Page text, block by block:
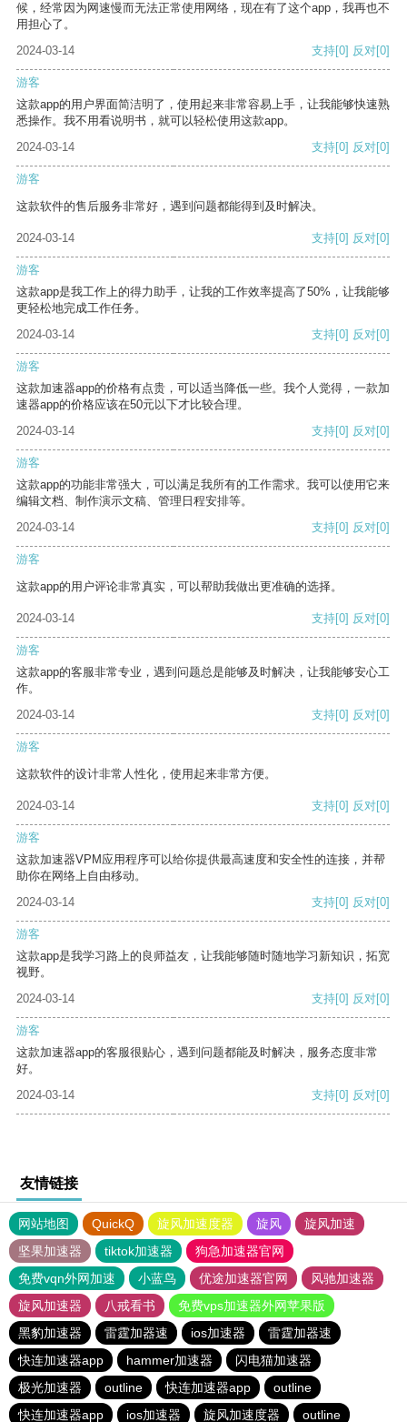
候，经常因为网速慢而无法正常使用网络，现在有了这个app，我再也不
用担心了。
2024-03-14
支持[0] 反对[0]
游客
这款app的用户界面简洁明了，使用起来非常容易上手，让我能够快速熟
悉操作。我不用看说明书，就可以轻松使用这款app。
2024-03-14
支持[0] 反对[0]
游客
这款软件的售后服务非常好，遇到问题都能得到及时解决。
2024-03-14 支持[0] 反对[0]
游客
这款app是我工作上的得力助手，让我的工作效率提高了50%，让我能够
更轻松地完成工作任务。
2024-03-14
支持[0] 反对[0]
游客
这款加速器app的价格有点贵，可以适当降低一些。我个人觉得，一款加
速器app的价格应该在50元以下才比较合理。
2024-03-14
支持[0] 反对[0]
游客
这款app的功能非常强大，可以满足我所有的工作需求。我可以使用它来
编辑文档、制作演示文稿、管理日程安排等。
2024-03-14
支持[0] 反对[0]
游客
这款app的用户评论非常真实，可以帮助我做出更准确的选择。
2024-03-14 支持[0] 反对[0]
游客
这款app的客服非常专业，遇到问题总是能够及时解决，让我能够安心工
作。
2024-03-14
支持[0] 反对[0]
游客
这款软件的设计非常人性化，使用起来非常方便。
2024-03-14 支持[0] 反对[0]
游客
这款加速器VPM应用程序可以给你提供最高速度和安全性的连接，并帮
助你在网络上自由移动。
2024-03-14
支持[0] 反对[0]
游客
这款app是我学习路上的良师益友，让我能够随时随地学习新知识，拓宽
视野。
2024-03-14
支持[0] 反对[0]
游客
这款加速器app的客服很贴心，遇到问题都能及时解决，服务态度非常
好。
2024-03-14
支持[0] 反对[0]
友情链接
网站地图 QuickQ 旋风加速度器 旋风
旋风加速
坚果加速器
tiktok加速器
狗急加速器官网
免费vqn外网加速
小蓝鸟 优途加速器官网
风驰加速器
旋风加速器
八戒看书
免费vps加速器外网苹果版
黑豹加速器
雷霆加器速 ios加速器
雷霆加器速
快连加速器app
hammer加速器
闪电猫加速器
极光加速器
outline 快连加速器app
outline
快连加速器app
ios加速器 旋风加速度器 outline